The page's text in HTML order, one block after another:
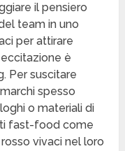
il pensiero
team in uno
per attirare
è
Per suscitare
spesso
o materiali di
fast-food come
vivaci nel loro